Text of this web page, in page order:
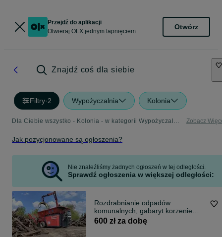
Przejdź do aplikacji
Otwieraj OLX jednym tapnięciem
Otwórz
Znajdź coś dla siebie
Filtry·2 Wypożyczalnia Kolonia
Dla Ciebie wszystko - Kolonia - w kategorii Wypożyczalnia Zobacz
Jak pozycjonowane są ogłoszenia?
Nie znaleźliśmy żadnych ogłoszeń w tej odległości.
Sprawdź ogłoszenia w większej odległości:
Rozdrabnianie odpadów
komunalnych, gabaryt korzenie
kompost
600 zł za dobę